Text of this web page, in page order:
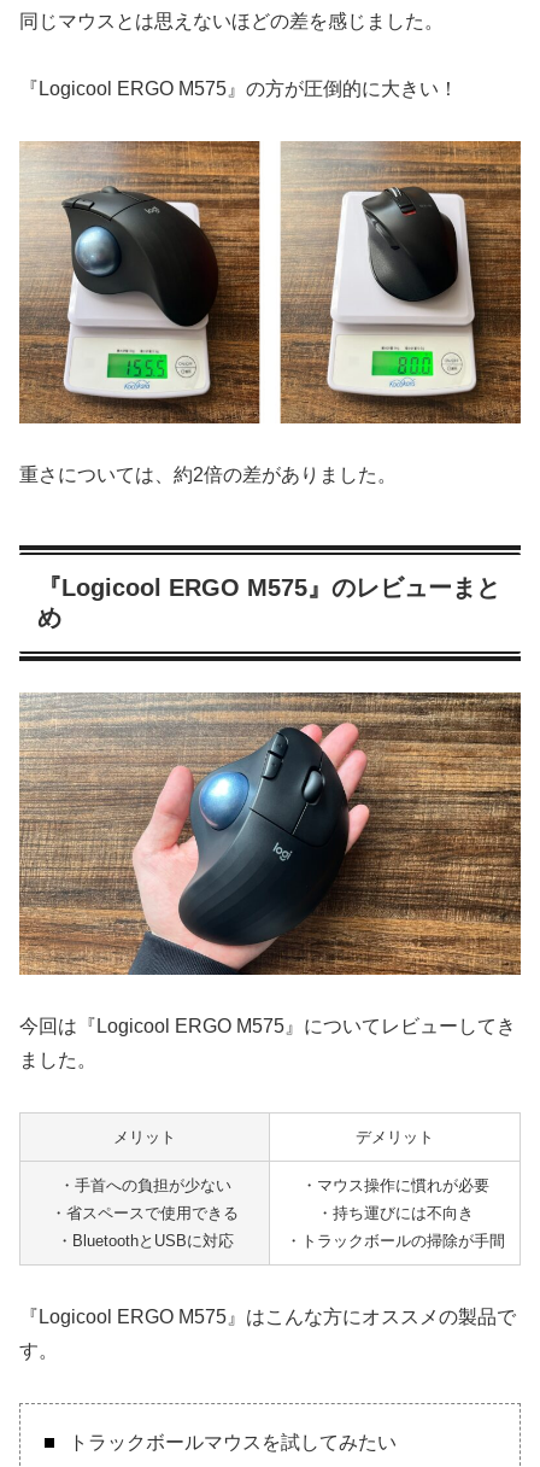
同じマウスとは思えないほどの差を感じました。
『Logicool ERGO M575』の方が圧倒的に大きい！
重さについては、約2倍の差がありました。
『Logicool ERGO M575』のレビューまと
め
今回は『Logicool ERGO M575』についてレビューしてき
ました。
メリット デメリット
・手首への負担が少ない
・省スペースで使用できる
・BluetoothとUSBに対応
・マウス操作に慣れが必要
・持ち運びには不向き
・トラックボールの掃除が手間
『Logicool ERGO M575』はこんな方にオススメの製品で
す。
トラックボールマウスを試してみたい